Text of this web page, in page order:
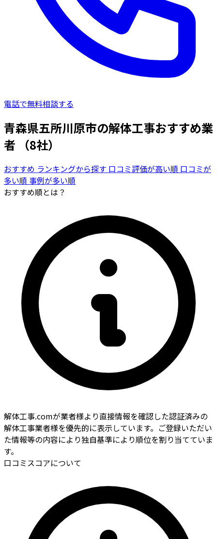
電話で無料相談する
青森県五所川原市の解体工事おすすめ業
者
（8社）
おすすめ ランキングから探す 口コミ評価が高い順 口コミが
多い順 事例が多い順
おすすめ順とは？
解体工事.comが業者様より直接情報を確認した認証済みの
解体工事業者様を優先的に表示しています。ご登録いただい
た情報等の内容により独自基準により順位を割り当てていま
す。
口コミスコアについて